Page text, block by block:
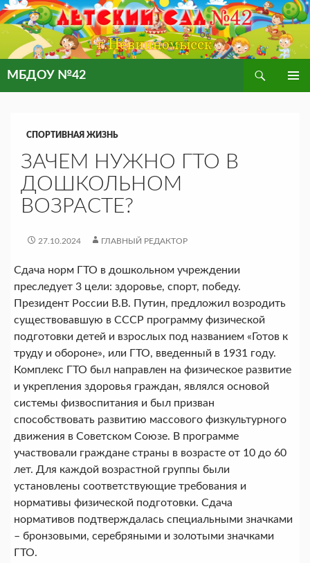
МБДОУ №42
Поиск
СПОРТИВНАЯ ЖИЗНЬ
ЗАЧЕМ НУЖНО ГТО В
ДОШКОЛЬНОМ
ВОЗРАСТЕ?
27.10.2024 ГЛАВНЫЙ РЕДАКТОР
Сдача норм ГТО в дошкольном учреждении
преследует 3 цели: здоровье, спорт, победу.
Президент России В.В. Путин, предложил возродить
существовавшую в СССР программу физической
подготовки детей и взрослых под названием «Готов к
труду и обороне», или ГТО, введенный в 1931 году.
Комплекс ГТО был направлен на физическое развитие
и укрепления здоровья граждан, являлся основой
системы физвоспитания и был призван
способствовать развитию массового физкультурного
движения в Советском Союзе. В программе
участвовали граждане страны в возрасте от 10 до 60
лет. Для каждой возрастной группы были
установлены соответствующие требования и
нормативы физической подготовки. Сдача
нормативов подтверждалась специальными значками
– бронзовыми, серебряными и золотыми значками
ГТО.